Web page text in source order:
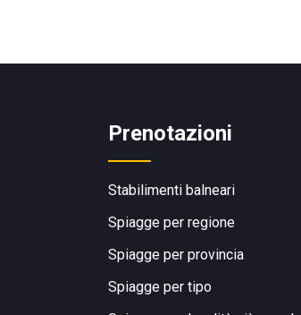
Prenotazioni
Stabilimenti balneari
Spiagge per regione
Spiagge per provincia
Spiagge per tipo